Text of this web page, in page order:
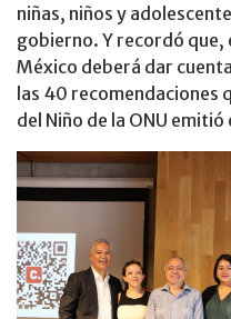
niñas, niños y
gobierno. Y recordó
México deberá dar
las 40 recomendaciones
del Niño de la ONU emitió